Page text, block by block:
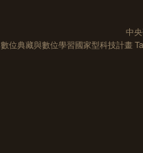
中
數位典藏與數位學習國家型科技計畫